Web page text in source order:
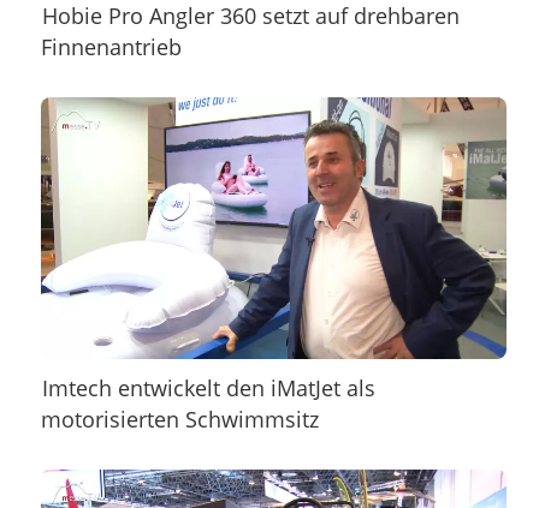
Hobie Pro Angler 360 setzt auf drehbaren
Finnenantrieb
Imtech entwickelt den iMatJet als
motorisierten Schwimmsitz